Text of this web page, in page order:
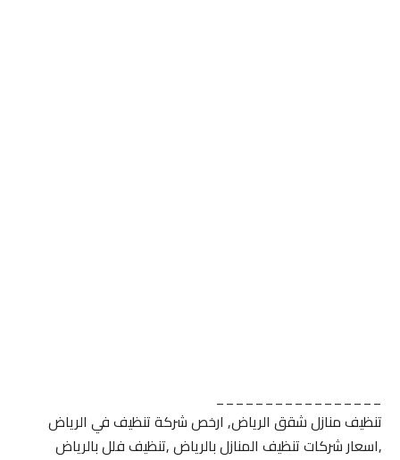
_________________
تنظيف منازل شقق الرياض, ارخص شركة تنظيف في الرياض
,اسعار شركات تنظيف المنازل بالرياض ,تنظيف فلل بالرياض